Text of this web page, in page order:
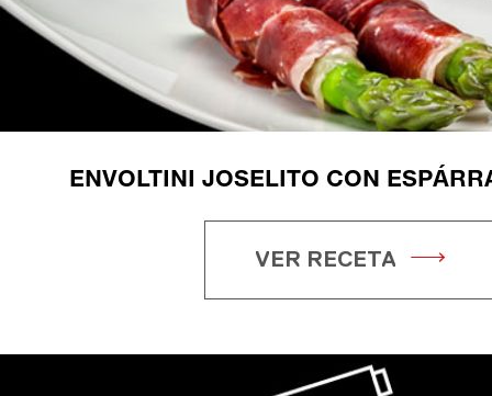
ENVOLTINI JOSELITO CON
VER RECETA